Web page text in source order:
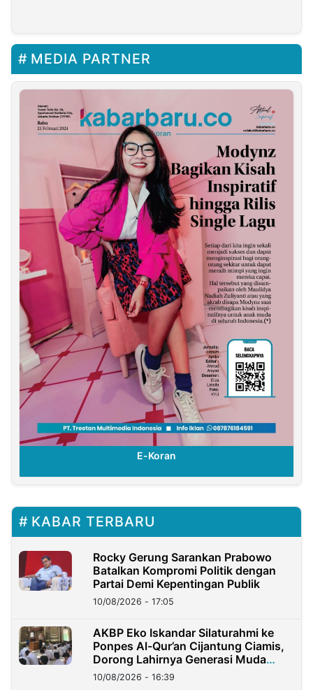
MEDIA PARTNER
E-Koran
KABAR TERBARU
Rocky Gerung Sarankan Prabowo
Batalkan Kompromi Politik dengan
Partai Demi Kepentingan Publik
10/08/2026 - 17:05
AKBP Eko Iskandar Silaturahmi ke
Ponpes Al-Qur’an Cijantung Ciamis,
Dorong Lahirnya Generasi Muda
Berkarakter
10/08/2026 - 16:39